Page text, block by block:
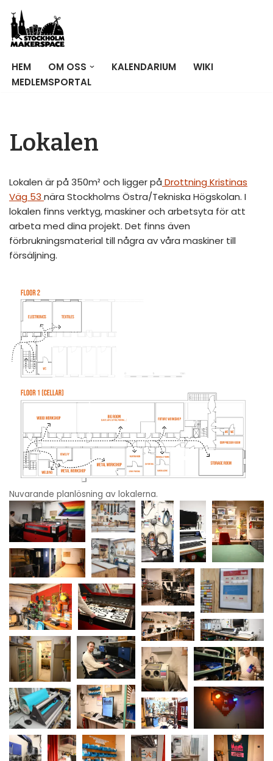
Hoppa
till
innehåll
HEM OM OSS KALENDARIUM
WIKI
MEDLEMSPORTAL
Lokalen
Lokalen är på 350m² och ligger på Drottning Kristinas
Väg 53 nära Stockholms Östra/Tekniska Högskolan. I
lokalen finns verktyg, maskiner och arbetsyta för att
arbeta med dina projekt. Det finns även
förbrukningsmaterial till några av våra maskiner till
försäljning.
Nuvarande planlösning av lokalerna.